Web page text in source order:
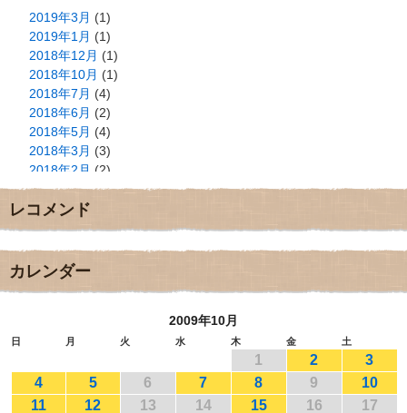
2019年3月 (1)
2019年1月 (1)
2018年12月 (1)
2018年10月 (1)
2018年7月 (4)
2018年6月 (2)
2018年5月 (4)
2018年3月 (3)
2018年2月 (2)
2018年1月(2)
2017年12月
2017年11月(3)
2017年9月
2017年8月
2017年5月
2017年3月(1)
2017年2月(1)
レコメンド
カレンダー
2009年10月
日 月 火 水 木 金 土
1 2
3
4
5 6 7 8 9
10
11
12 13 14 15 16 17